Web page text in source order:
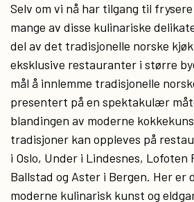
Selv om vi nå har tilgang til
mange av disse kulinariske
del av det tradisjonelle norske
eksklusive restauranter i større
mål å innlemme tradisjonelle
presentert på en spektakulær
blandingen av moderne
tradisjoner kan oppleves på
i Oslo, Under i Lindesnes, Lofoten
Ballstad og Aster i Bergen. Her er
moderne kulinarisk kunst og